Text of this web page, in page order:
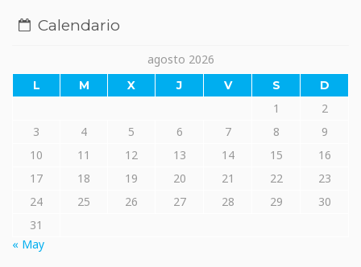
Calendario
agosto 2026
L M X J V S D
1
2
3
4 5 6 7 8
9
10
11 12 13 14 15
16
17
18 19 20 21 22
23
24
25 26 27 28 29
30
31
« May